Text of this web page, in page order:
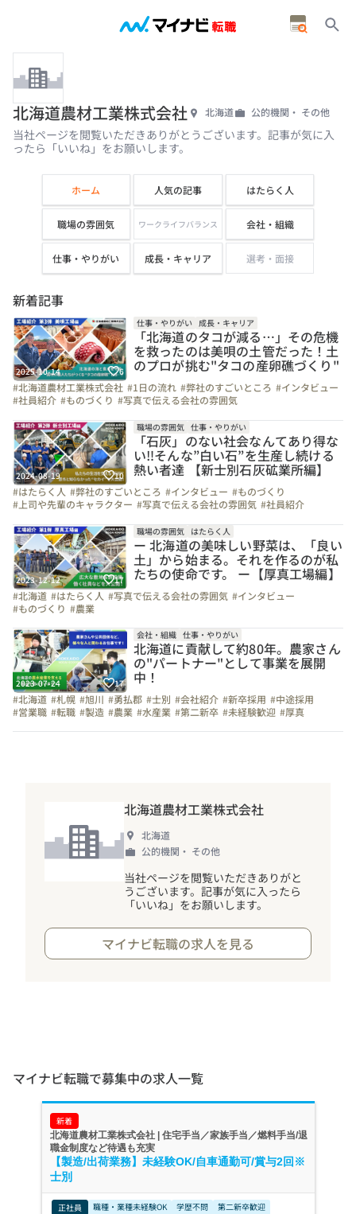
北海道農材工業株式会社 北海道 公的機関・ その他
当社ページを閲覧いただきありがとうございます。記事が気に入
ったら「いいね」をお願いします。
ホーム 人気の記事 はたらく人
職場の雰囲気 ワークライフバランス 会社・組織
仕事・やりがい 成長・キャリア 選考・面接
新着記事
2025-10-14 6
仕事・やりがい 成長・キャリア
「北海道のタコが減る…」その危機
を救ったのは美唄の土管だった！土
のプロが挑む"タコの産卵礁づくり"
#北海道農材工業株式会社 #1日の流れ #弊社のすごいところ #インタビュー
#社員紹介 #ものづくり #写真で伝える会社の雰囲気
2024-08-19 10
職場の雰囲気 仕事・やりがい
「石灰」のない社会なんてあり得な
い‼そんな”白い石”を生産し続ける
熱い者達 【新士別石灰砿業所編】
#はたらく人 #弊社のすごいところ #インタビュー #ものづくり
#上司や先輩のキャラクター #写真で伝える会社の雰囲気 #社員紹介
2023-12-12 17
職場の雰囲気 はたらく人
ー 北海道の美味しい野菜は、「良い
土」から始まる。それを作るのが私
たちの使命です。 ー【厚真工場編】
#北海道 #はたらく人 #写真で伝える会社の雰囲気 #インタビュー
#ものづくり #農業
2023-07-24 17
会社・組織 仕事・やりがい
北海道に貢献して約80年。農家さん
の"パートナー"として事業を展開
中！
#北海道 #札幌 #旭川 #勇払郡 #士別 #会社紹介 #新卒採用 #中途採用
#営業職 #転職 #製造 #農業 #水産業 #第二新卒 #未経験歓迎 #厚真
北海道農材工業株式会社
北海道
公的機関・ その他
当社ページを閲覧いただきありがと
うございます。記事が気に入ったら
「いいね」をお願いします。
マイナビ転職の求人を見る
マイナビ転職で募集中の求人一覧
新着
北海道農材工業株式会社 | 住宅手当／家族手当／燃料手当/退
職金制度など待遇も充実
【製造/出荷業務】未経験OK/自車通勤可/賞与2回※
士別
正社員 職種・業種未経験OK 学歴不問 第二新卒歓迎